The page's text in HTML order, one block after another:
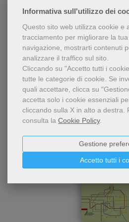
Informativa sull'utilizzo dei
Questo sito web utilizza cookie e
tracciamento per migliorare la
navigazione, mostrarti contenuti
analizzare il traffico sul sito.
Cliccando su "Accetto tutti i
tutte le categorie di cookie. Se
quali accettare, clicca su
accetta solo i cookie essenziali
cliccando sulla X in alto a destra.
consulta la Cookie Policy.
Accetto tutti i
Gestione
benedettini, uomo
e dinamico,
passione alle
Perché devo
come? Presenta i
quali poggia la
esistenza e fa il
una vita ricca di
18,00 €